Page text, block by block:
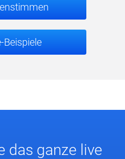
Beispiele
das ganze live